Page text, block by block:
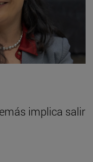
implica salir